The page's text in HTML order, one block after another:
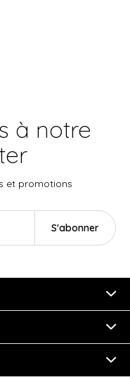
à notre
et promotions
S'abonner